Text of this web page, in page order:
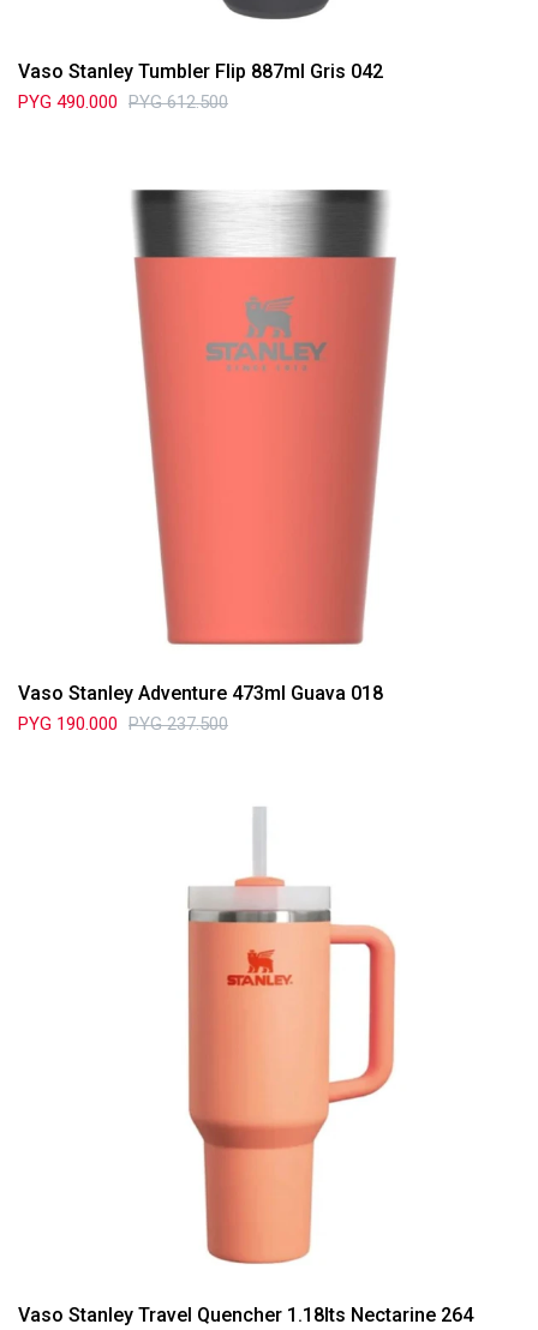
Vaso Stanley Tumbler Flip 887ml Gris 042
PYG 490.000 PYG 612.500
Vaso Stanley Adventure 473ml Guava 018
PYG 190.000 PYG 237.500
Vaso Stanley Travel Quencher 1.18lts Nectarine 264